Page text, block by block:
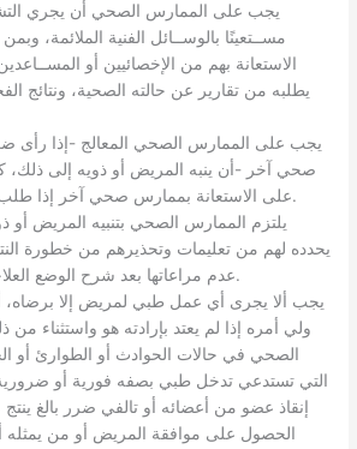
يجب على الممارس الصحي أن يجري
مســتعينًا بالوســائل الفنية الملائمة،
الاستعانة بهم من الإخصائيين أو
يطلبه من تقارير عن حالته الصحية، ونتائج
يجب على الممارس الصحي المعالج -إذا رأى
صحي آخر -أن ينبه المريض أو ذويه إلى ذلك،
على الاستعانة بممارس صحي آخر إذا طلب المريــض أو ذويه ذلك.
يلتزم الممارس الصحي بتنبيه المريض أو
يحدده لهم من تعليمات وتحذيرهم من خطورة
عدم مراعاتها بعد شرح الوضع العلاجي، أو الجراحي وآثاره.
يجب ألا يجرى أي عمل طبي لمريض إلا برضاه،
ولي أمره إذا لم يعتد بإرادته هو واستثناء
الصحي في حالات الحوادث أو الطوارئ أو
التي تستدعي تدخل طبي بصفه فورية أو ضرورية
إنقاذ عضو من أعضائه أو تالفي ضرر بالغ ينتج
الحصول على موافقة المريض أو من